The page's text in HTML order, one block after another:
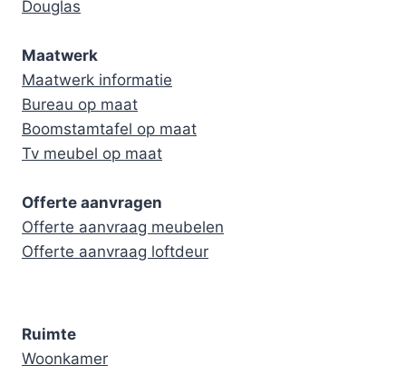
Douglas
Maatwerk
Maatwerk informatie
Bureau op maat
Boomstamtafel op maat
Tv meubel op maat
Offerte aanvragen
Offerte aanvraag meubelen
Offerte aanvraag loftdeur
Ruimte
Woonkamer